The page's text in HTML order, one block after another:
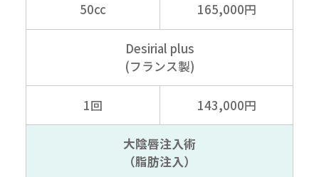
50cc 165,000円
Desirial plus
(フランス製)
1回 143,000円
大陰唇注入術
（脂肪注入）